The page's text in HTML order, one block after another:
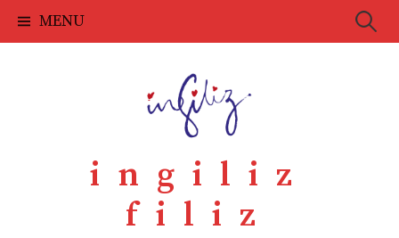
Skip
to
MENU Search
ingiliz
filiz